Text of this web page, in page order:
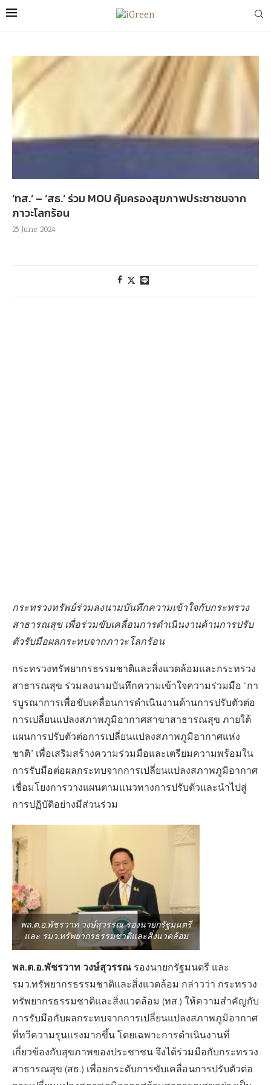
‘ทส.’ – ‘สธ.’ ร่วม MOU คุ้มครองสุขภาพประชาชนจาก
ภาวะโลกร้อน
25 June 2024
กระทรวงทรัพย์ร่วมลงนามบันทึกความเข้าใจกับกระทรวง
สาธารณสุข เพื่อร่วมขับเคลื่อนการดำเนินงานด้านการปรับ
ตัวรับมือผลกระทบจากภาวะโลกร้อน
กระทรวงทรัพยากรธรรมชาติและสิ่งแวดล้อมและกระทรวง
สาธารณสุข ร่วมลงนามบันทึกความเข้าใจความร่วมมือ “กา
รบูรณาการเพื่อขับเคลื่อนการดำเนินงานด้านการปรับตัวต่อ
การเปลี่ยนแปลงสภาพภูมิอากาศสาขาสาธารณสุข ภายใต้
แผนการปรับตัวต่อการเปลี่ยนแปลงสภาพภูมิอากาศแห่ง
ชาติ” เพื่อเสริมสร้างความร่วมมือและเตรียมความพร้อมใน
การรับมือต่อผลกระทบจากการเปลี่ยนแปลงสภาพภูมิอากาศ
เชื่อมโยงการวางแผนตามแนวทางการปรับตัวและนำไปสู่
การปฏิบัติอย่างมีส่วนร่วม
พล.ต.อ.พัชรวาท วงษ์สุวรรณ รองนายกรัฐมนตรี
และ รมว.ทรัพยากรธรรมชาติและสิ่งแวดล้อม
พล.ต.อ.พัชรวาท วงษ์สุวรรณ รองนายกรัฐมนตรี และ
รมว.ทรัพยากรธรรมชาติและสิ่งแวดล้อม กล่าวว่า กระทรวง
ทรัพยากรธรรมชาติและสิ่งแวดล้อม (ทส.) ให้ความสำคัญกับ
การรับมือกับผลกระทบจากการเปลี่ยนแปลงสภาพภูมิอากาศ
ที่ทวีความรุนแรงมากขึ้น โดยเฉพาะการดำเนินงานที่
เกี่ยวข้องกับสุขภาพของประชาชน จึงได้ร่วมมือกับกระทรวง
สาธารณสุข (สธ.) เพื่อยกระดับการขับเคลื่อนการปรับตัวต่อ